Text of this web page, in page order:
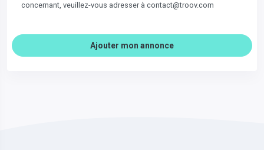
concernant, veuillez-vous adresser à contact@troov.com
Ajouter mon annonce